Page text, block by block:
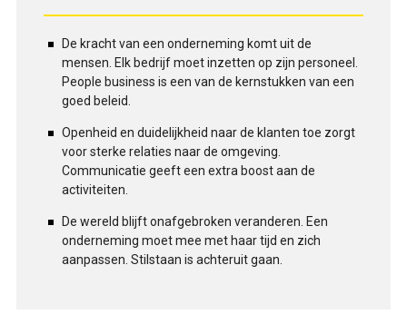
De kracht van een onderneming komt uit de
mensen. Elk bedrijf moet inzetten op zijn personeel.
People business is een van de kernstukken van een
goed beleid.
Openheid en duidelijkheid naar de klanten toe zorgt
voor sterke relaties naar de omgeving.
Communicatie geeft een extra boost aan de
activiteiten.
De wereld blijft onafgebroken veranderen. Een
onderneming moet mee met haar tijd en zich
aanpassen. Stilstaan is achteruit gaan.